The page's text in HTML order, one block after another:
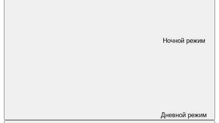
Ночной режим
Дневной режим